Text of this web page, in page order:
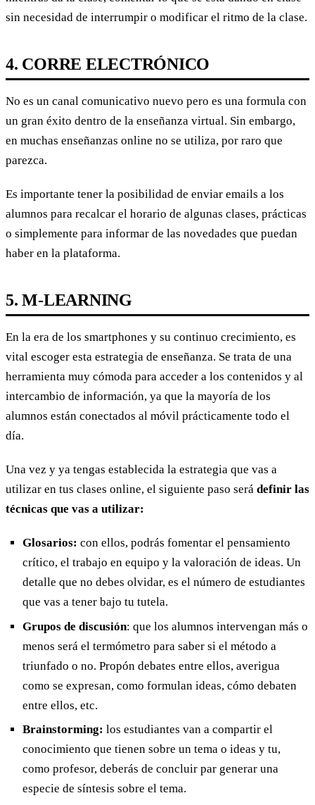
sin necesidad de interrumpir o modificar el ritmo de la clase.
4. CORRE ELECTRÓNICO
No es un canal comunicativo nuevo pero es una formula con
un gran éxito dentro de la enseñanza virtual. Sin embargo,
en muchas enseñanzas online no se utiliza, por raro que
parezca.
Es importante tener la posibilidad de enviar emails a los
alumnos para recalcar el horario de algunas clases, prácticas
o simplemente para informar de las novedades que puedan
haber en la plataforma.
5. M-LEARNING
En la era de los smartphones y su continuo crecimiento, es
vital escoger esta estrategia de enseñanza. Se trata de una
herramienta muy cómoda para acceder a los contenidos y al
intercambio de información, ya que la mayoría de los
alumnos están conectados al móvil prácticamente todo el
día.
Una vez y ya tengas establecida la estrategia que vas a
utilizar en tus clases online, el siguiente paso será definir las
técnicas que vas a utilizar:
Glosarios: con ellos, podrás fomentar el pensamiento
crítico, el trabajo en equipo y la valoración de ideas. Un
detalle que no debes olvidar, es el número de estudiantes
que vas a tener bajo tu tutela.
Grupos de discusión: que los alumnos intervengan más o
menos será el termómetro para saber si el método a
triunfado o no. Propón debates entre ellos, averigua
como se expresan, como formulan ideas, cómo debaten
entre ellos, etc.
Brainstorming: los estudiantes van a compartir el
conocimiento que tienen sobre un tema o ideas y tu,
como profesor, deberás de concluir par generar una
especie de síntesis sobre el tema.